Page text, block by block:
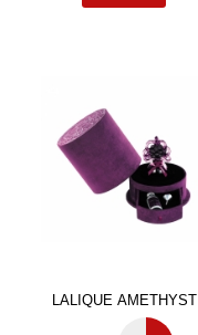
LALIQUE AMETHYST